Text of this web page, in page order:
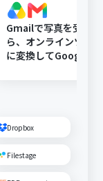
Gmailで写真を受け
ら、オンラインツー
に変換してGoogle
Dropbox
Filestage